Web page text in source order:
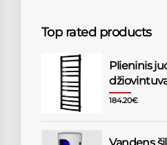
Top rated products
Plieninis
KLD
184.20€